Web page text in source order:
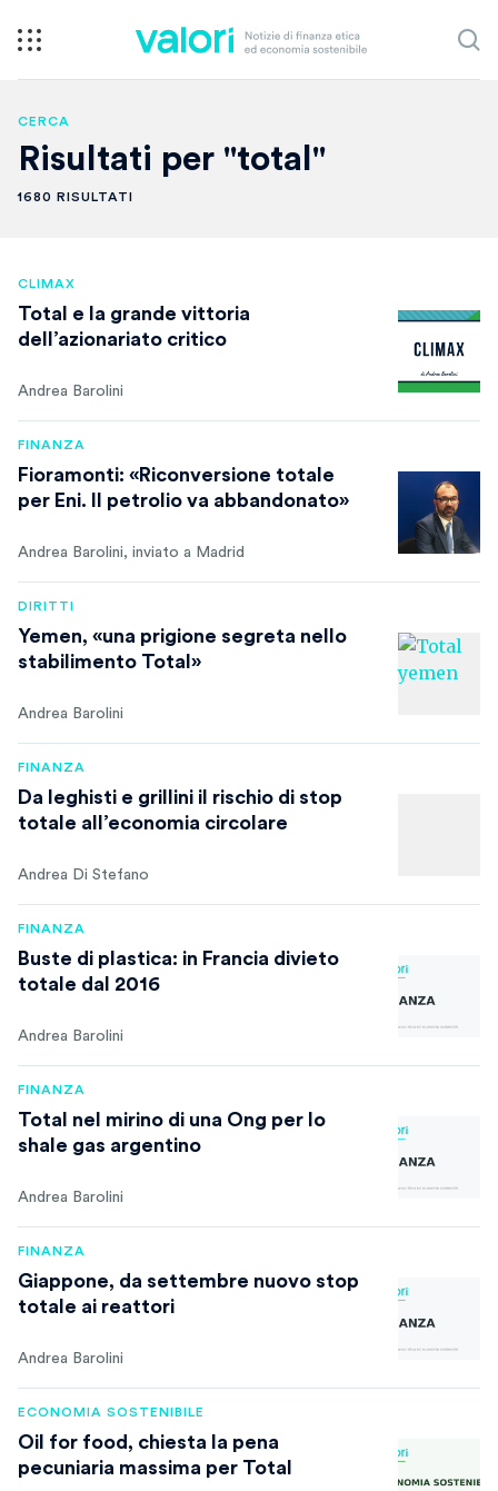
CERCA
Risultati per "total"
1680 RISULTATI
CLIMAX
Total e la grande vittoria
dell’azionariato critico
Andrea Barolini
FINANZA
Fioramonti: «Riconversione totale
per Eni. Il petrolio va abbandonato»
Andrea Barolini, inviato a Madrid
DIRITTI
Yemen, «una prigione segreta nello
stabilimento Total»
Andrea Barolini
FINANZA
Da leghisti e grillini il rischio di stop
totale all’economia circolare
Andrea Di Stefano
FINANZA
Buste di plastica: in Francia divieto
totale dal 2016
Andrea Barolini
FINANZA
Total nel mirino di una Ong per lo
shale gas argentino
Andrea Barolini
FINANZA
Giappone, da settembre nuovo stop
totale ai reattori
Andrea Barolini
ECONOMIA SOSTENIBILE
Oil for food, chiesta la pena
pecuniaria massima per Total